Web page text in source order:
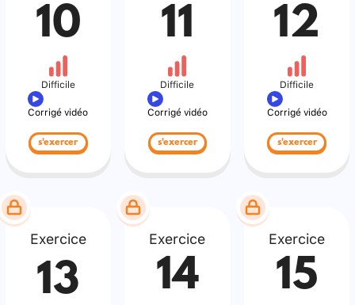
10
Difficile
Corrigé vidéo
s'exercer
11
Difficile
Corrigé vidéo
s'exercer
12
Difficile
Corrigé vidéo
s'exercer
Exercice
13
Exercice
14
Exercice
15